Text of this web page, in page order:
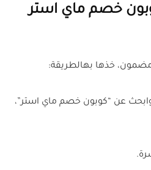
خصم ماي استر
خذها بهالطريقة:
عن “كوبون خصم ماي استر”،